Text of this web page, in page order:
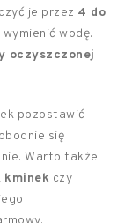
je przez 4 do
wodę.
oczyszczonej
pozostawić
się
Warto także
kminek czy